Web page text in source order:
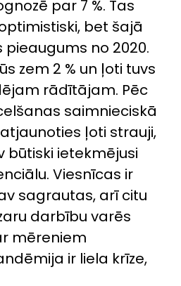
par 7 %. Tas
bet šajā
no 2020.
zem 2 % un ļoti tuvs
rādītājam. Pēc
saimnieciskā
ļoti strauji,
būtiski ietekmējusi
Viesnīcas ir
sagrautas, arī citu
darbību varēs
mēreniem
ir liela krīze,